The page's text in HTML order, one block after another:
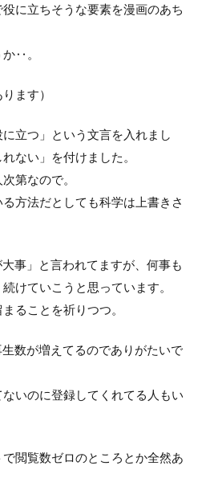
に立ちそうな要素を漫画のあち
‥。
ます）
立つ」という文言を入れまし
ない」を付けました。
第なので。
方法だとしても科学は上書きさ
大事」と言われてますが、何事も
けていこうと思っています。
ることを祈りつつ。
数が増えてるのでありがたいで
いのに登録してくれてる人もい
閲覧数ゼロのところとか全然あ